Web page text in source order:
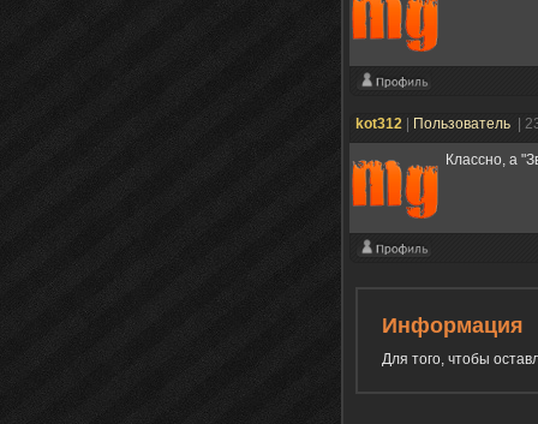
kot312 Пользователь |
Классно, а
Информация
Для того, чтобы